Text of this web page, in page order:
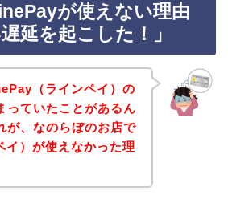
が使えない理由
延を起こした！」
（ラインペイ）の
っていたことがあるん
が、なのらぼのお店で
）が使えなかった理